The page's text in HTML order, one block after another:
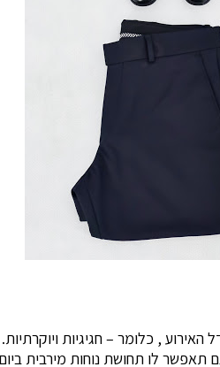
האירוע , כלומר – חגיגיות
תאפשר לו תחושת נוחות מירבית